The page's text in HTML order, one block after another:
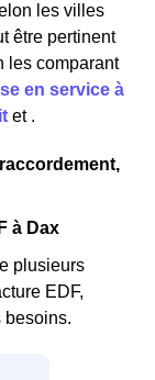
les villes
être pertinent
les comparant
en service à
et .
à Dax
plusieurs
EDF,
besoins.